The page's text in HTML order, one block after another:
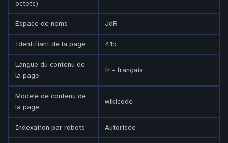
octets)
Espace de noms JdR
Identifiant de la page 415
Langue du contenu de
la page
fr - français
Modèle de contenu de
la page
wikicode
Indexation par robots Autorisée